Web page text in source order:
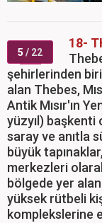
5 / 22
18-
şehirlerinden
alan Thebes,
Antik Mısır'ın
yüzyıl) başkenti
saray ve anıtla
büyük
merkezleri
bölgede yer
yüksek rütbeli
komplekslerine